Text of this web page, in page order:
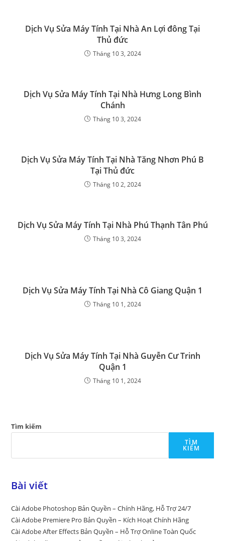
Dịch Vụ Sửa Máy Tính Tại Nhà An Lợi đông Tại
Thủ đức
Tháng 10 3, 2024
Dịch Vụ Sửa Máy Tính Tại Nhà Hưng Long Bình
Chánh
Tháng 10 3, 2024
Dịch Vụ Sửa Máy Tính Tại Nhà Tăng Nhơn Phú B
Tại Thủ đức
Tháng 10 2, 2024
Dịch Vụ Sửa Máy Tính Tại Nhà Phú Thạnh Tân Phú
Tháng 10 3, 2024
Dịch Vụ Sửa Máy Tính Tại Nhà Cô Giang Quận 1
Tháng 10 1, 2024
Dịch Vụ Sửa Máy Tính Tại Nhà Guyễn Cư Trinh
Quận 1
Tháng 10 1, 2024
Tìm kiếm
TÌM
KIẾM
Bài viết
Cài Adobe Photoshop Bản Quyền – Chính Hãng, Hỗ Trợ 24/7
Cài Adobe Premiere Pro Bản Quyền – Kích Hoạt Chính Hãng
Cài Adobe After Effects Bản Quyền – Hỗ Trợ Online Toàn Quốc